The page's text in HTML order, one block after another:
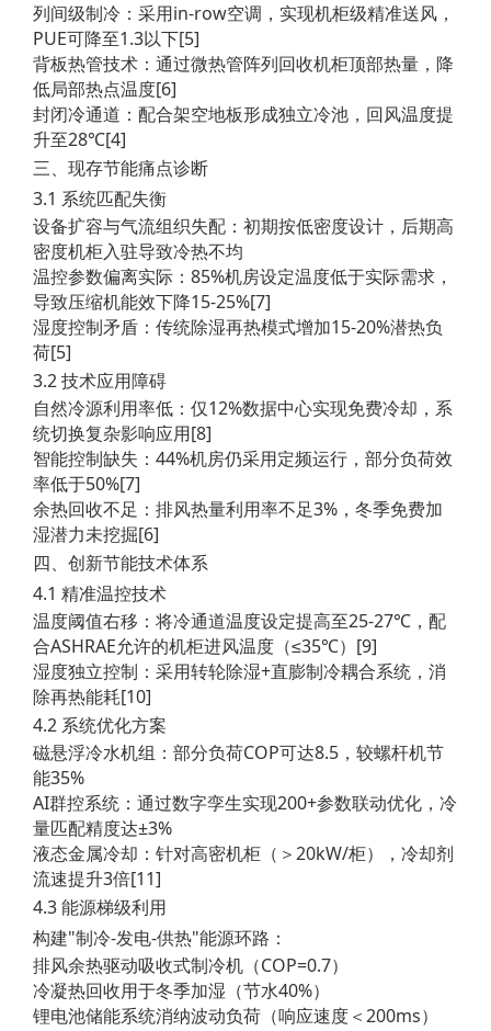
列间级制冷：采用in-row空调，实现机柜级精准送风，
PUE可降至1.3以下[5]
背板热管技术：通过微热管阵列回收机柜顶部热量，降
低局部热点温度[6]
封闭冷通道：配合架空地板形成独立冷池，回风温度提
升至28℃[4]
三、现存节能痛点诊断
3.1 系统匹配失衡
设备扩容与气流组织失配：初期按低密度设计，后期高
密度机柜入驻导致冷热不均
温控参数偏离实际：85%机房设定温度低于实际需求，
导致压缩机能效下降15-25%[7]
湿度控制矛盾：传统除湿再热模式增加15-20%潜热负
荷[5]
3.2 技术应用障碍
自然冷源利用率低：仅12%数据中心实现免费冷却，系
统切换复杂影响应用[8]
智能控制缺失：44%机房仍采用定频运行，部分负荷效
率低于50%[7]
余热回收不足：排风热量利用率不足3%，冬季免费加
湿潜力未挖掘[6]
四、创新节能技术体系
4.1 精准温控技术
温度阈值右移：将冷通道温度设定提高至25-27℃，配
合ASHRAE允许的机柜进风温度（≤35℃）[9]
湿度独立控制：采用转轮除湿+直膨制冷耦合系统，消
除再热能耗[10]
4.2 系统优化方案
磁悬浮冷水机组：部分负荷COP可达8.5，较螺杆机节
能35%
AI群控系统：通过数字孪生实现200+参数联动优化，冷
量匹配精度达±3%
液态金属冷却：针对高密机柜（＞20kW/柜），冷却剂
流速提升3倍[11]
4.3 能源梯级利用
构建"制冷-发电-供热"能源环路：
排风余热驱动吸收式制冷机（COP=0.7）
冷凝热回收用于冬季加湿（节水40%）
锂电池储能系统消纳波动负荷（响应速度＜200ms）